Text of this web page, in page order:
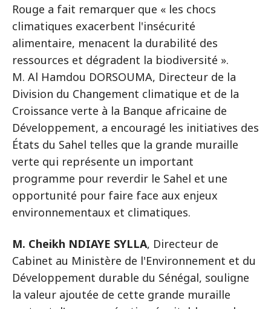
Rouge a fait remarquer que « les chocs
climatiques exacerbent l'insécurité
alimentaire, menacent la durabilité des
ressources et dégradent la biodiversité ».
M. Al Hamdou DORSOUMA, Directeur de la
Division du Changement climatique et de la
Croissance verte à la Banque africaine de
Développement, a encouragé les initiatives des
États du Sahel telles que la grande muraille
verte qui représente un important
programme pour reverdir le Sahel et une
opportunité pour faire face aux enjeux
environnementaux et climatiques.
M. Cheikh NDIAYE SYLLA, Directeur de
Cabinet au Ministère de l'Environnement et du
Développement durable du Sénégal, souligne
la valeur ajoutée de cette grande muraille